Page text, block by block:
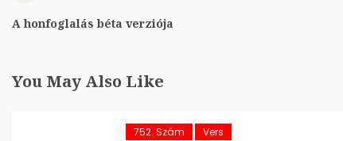
A honfoglalás béta verziója
You May Also Like
752. Szám Vers